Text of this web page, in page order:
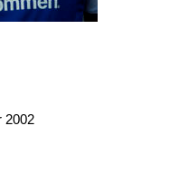
2002